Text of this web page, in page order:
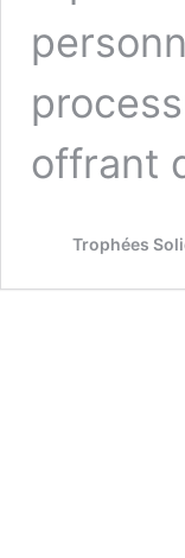
offrant
Trophées